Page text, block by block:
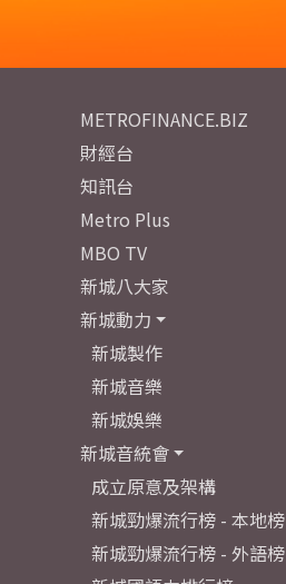
METROFINANCE.BIZ
財經台
知訊台
Metro Plus
MBO TV
新城八大家
新城動力
新城製作
新城音樂
新城娛樂
新城音統會
成立原意及架構
新城勁爆流行榜 - 本地榜
新城勁爆流行榜 - 外語榜